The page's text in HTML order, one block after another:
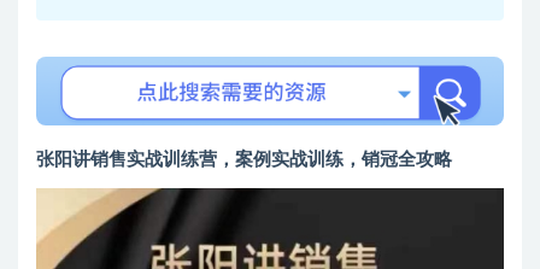
张阳讲销售实战训练营，​案例实战训练，销冠全攻略